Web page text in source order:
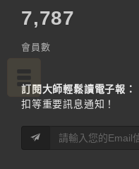
7,787
會員數
訂閱大師輕鬆讀電子報：
扣等重要訊息通知！